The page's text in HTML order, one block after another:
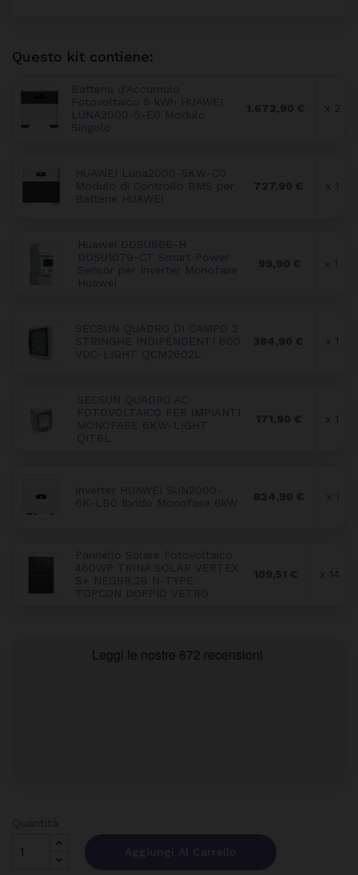
Questo kit contiene:
Batteria d'Accumulo
Fotovoltaico 5 kWh HUAWEI
LUNA2000-5-E0 Modulo
Singolo
HUAWEI Luna2000-5KW-C0
Modulo di Controllo BMS per
Batterie HUAWEI
Huawei DDSU666-H
DDSU1079-CT Smart Power
Sensor per Inverter Monofase
Huawei
SECSUN QUADRO DI CAMPO 2
STRINGHE INDIPENDENTI 600
VDC-LIGHT QCM2602L
SECSUN QUADRO AC
FOTOVOLTAICO PER IMPIANTI
MONOFASE 6KW-LIGHT
QIT6L
Inverter HUAWEI SUN2000-
6K-LB0 Ibrido Monofase 6kW
Pannello Solare Fotovoltaico
460WP TRINA SOLAR VERTEX
S+ NEG9R.28 N-TYPE
TOPCON DOPPIO VETRO
Aggiungi Al Carrello